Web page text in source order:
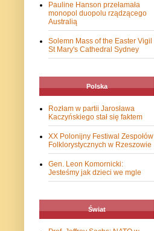
Pauline Hanson przełamała
monopol duopolu rządzącego
Australią
Solemn Mass of the Easter Vigil
St Mary's Cathedral Sydney
Polska
Rozłam w partii Jarosława
Kaczyńskiego stał się faktem
XX Polonijny Festiwal Zespołów
Folklorystycznych w Rzeszowie
Gen. Leon Komornicki:
Jesteśmy jak dzieci we mgle
Świat